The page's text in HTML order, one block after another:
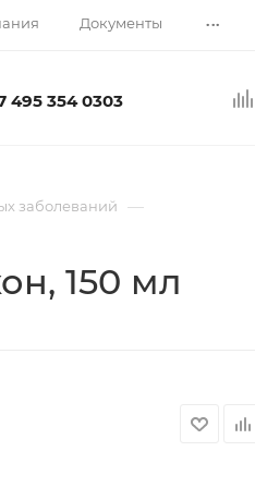
Документы ...
495 354 0303
заболеваний —
150 мл